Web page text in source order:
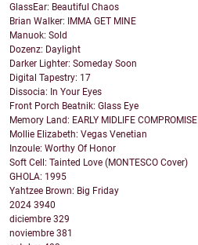
GlassEar: Beautiful Chaos
Brian Walker: IMMA GET MINE
Manuok: Sold
Dozenz: Daylight
Darker Lighter: Someday Soon
Digital Tapestry: 17
Dissocia: In Your Eyes
Front Porch Beatnik: Glass Eye
Memory Land: EARLY MIDLIFE COMPROMISE
Mollie Elizabeth: Vegas Venetian
Inzoule: Worthy Of Honor
Soft Cell: Tainted Love (MONTESCO Cover)
GHOLA: 1995
Yahtzee Brown: Big Friday
2024 3940
diciembre 329
noviembre 381